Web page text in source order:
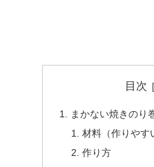
目次
まかない焼きのり
材料（作りやす
作り方